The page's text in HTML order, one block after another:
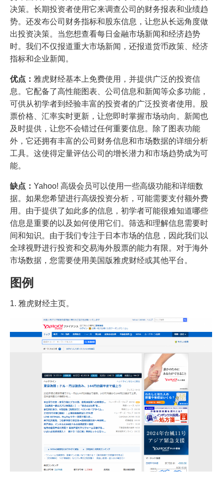
决策。长期投资者使用它来调查公司的财务报表和业绩趋
势。还发布公司财务指标和股东信息，让您从长远角度做
出投资决策。当您想查看每日金融市场新闻和经济趋势
时。我们不仅报道重大市场新闻，还报道货币政策、经济
指标和企业新闻。
优点： 雅虎财经基本上免费使用，并提供广泛的投资信
息。它配备了高性能图表、公司信息和新闻等众多功能，
可供从初学者到经验丰富的投资者的广泛投资者使用。股
票价格、汇率实时更新，让您即时掌握市场动向。新闻也
及时提供，让您不会错过任何重要信息。除了图表功能
外，它还拥有丰富的公司财务信息和市场数据的详细分析
工具。这使得定量评估公司的增长潜力和市场趋势成为可
能。
缺点： Yahoo! 高级会员可以使用一些高级功能和详细数
据。如果您希望进行高级投资分析，可能需要支付额外费
用。由于提供了如此多的信息，初学者可能很难知道哪些
信息是重要的以及如何使用它们。筛选和理解信息需要时
间和知识。由于我们专注于日本市场的信息，因此我们以
全球视野进行投资和交易海外股票的能力有限。对于海外
市场数据，您需要使用美国版雅虎财经或其他平台。
图例
1. 雅虎财经主页。